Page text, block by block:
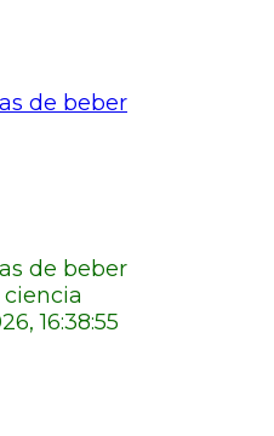
de beber
de beber
16:38:55